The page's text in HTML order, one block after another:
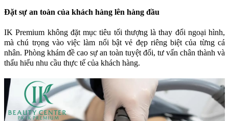
Đặt sự an toàn của khách hàng lên hàng đầu
IK Premium không đặt mục tiêu tối thượng là thay đổi ngoại hình,
mà chú trọng vào việc làm nổi bật vẻ đẹp riêng biệt của từng cá
nhân. Phòng khám đề cao sự an toàn tuyệt đối, tư vấn chân thành và
thấu hiểu nhu cầu thực tế của khách hàng.